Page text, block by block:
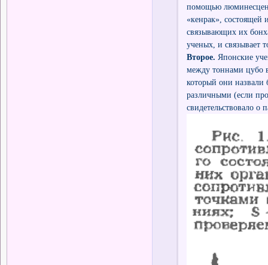
помощью
«кенрак», состоящей
связывающих их
ученых, и связывает
Второе. Японские
между тоннами цубо
который они назвали
различными (если
свидетельствовало о